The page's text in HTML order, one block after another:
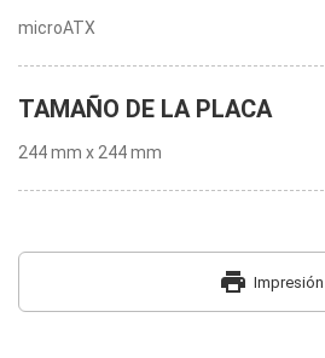
microATX
TAMAÑO DE LA PLACA
244 mm x 244 mm
print Impresión